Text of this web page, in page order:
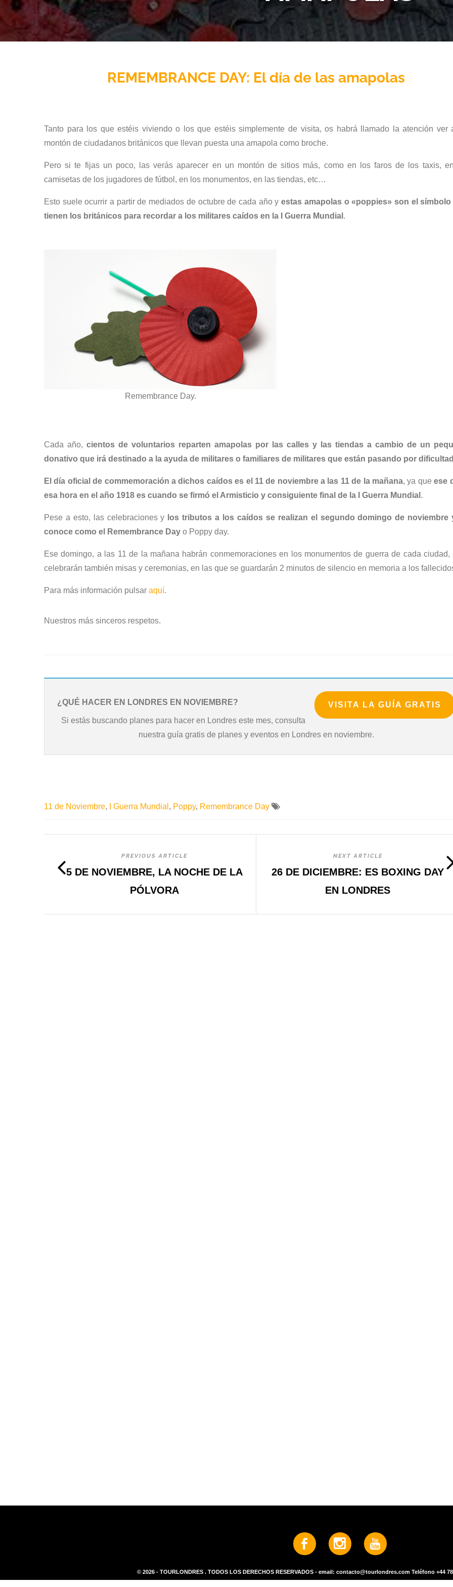
REMEMBRANCE DAY: El día de las amapolas
Tanto para los que estéis viviendo o los que estéis simplemente de visita, os habrá llamado la atención ver
montón de ciudadanos británicos que llevan puesta una amapola como broche.
Pero si te fijas un poco, las verás aparecer en un montón de sitios más, como en los faros de los taxis,
camisetas de los jugadores de fútbol, en los monumentos, en las tiendas, etc…
Esto suele ocurrir a partir de mediados de octubre de cada año yestas amapolas o «poppies» son el símbolo
tienen los británicos para recordar a los militares caídos en la I Guerra Mundial .
Remembrance Day.
Cada año, cientos de voluntarios reparten amapolas por las calles y las tiendas a cambio de un
donativo que irá destinado a la ayuda de militares o familiares de militares que están pasando por
El día oficial de commemoración a dichos caídos es el 11 de noviembre a las 11 de la mañana, ya queese
esa hora en el año 1918 es cuando se firmó el Armisticio y consiguiente final de la I Guerra Mundial .
Pese a esto, las celebraciones y los tributos a los caídos se realizan el segundo domingo de noviembre
conoce como el Remembrance Day o Poppy day.
Ese domingo, a las 11 de la mañana habrán conmemoraciones en los monumentos de guerra de cada ciudad,
celebrarán también misas y ceremonias, en las que se guardarán 2 minutos de silencio en memoria a los
Para más información pulsar aquí.
Nuestros más sinceros respetos.
VISITA LA GUÍA GRATIS
¿QUÉ HACER EN LONDRES EN NOVIEMBRE?
Si estás buscando planes para hacer en Londres este mes, consulta
nuestra guía gratis de planes y eventos en Londres en noviembre.
11 de Noviembre, I Guerra Mundial , Poppy, Remembrance Day
PREVIOUS ARTICLE
5 DE NOVIEMBRE, LA NOCHE DE LA
PÓLVORA
NEXT ARTICLE
26 DE DICIEMBRE: ES BOXING DAY
EN LONDRES
© 2026 - TOURLONDRES . TODOS LOS DERECHOS RESERVADOS - email: contacto@tourlondres.com Teléfono +44